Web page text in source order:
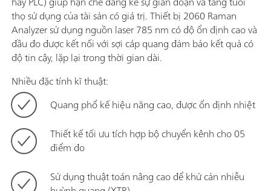
thọ sử dụng của tài sản có giá trị. Thiết bị 2060 Raman
Analyzer sử dụng nguồn laser 785 nm có độ ổn định cao và
đầu đo được kết nối với sợi cáp quang đảm bảo kết quả có
độ tin cậy, lặp lại trong thời gian dài.
Nhiều đặc tính kĩ thuật:
Quang phổ kế hiệu năng cao, được ổn định nhiệt
Thiết kế tối ưu tích hợp bộ chuyển kênh cho 05
điểm đo
Sử dụng thuật toán nâng cao để khử cản nhiễu